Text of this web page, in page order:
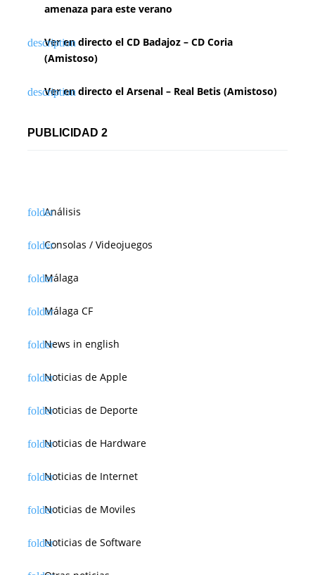
amenaza para este verano
Ver en directo el CD Badajoz – CD Coria
(Amistoso)
Ver en directo el Arsenal – Real Betis (Amistoso)
PUBLICIDAD 2
Análisis
Consolas / Videojuegos
Málaga
Málaga CF
News in english
Noticias de Apple
Noticias de Deporte
Noticias de Hardware
Noticias de Internet
Noticias de Moviles
Noticias de Software